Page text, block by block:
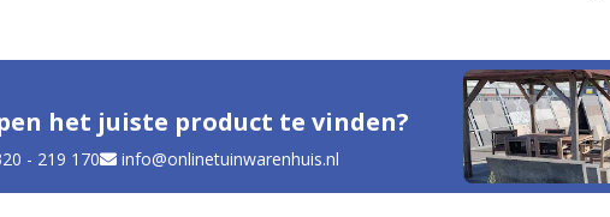
het juiste product te vinden?
- 219 170 info@onlinetuinwarenhuis.nl